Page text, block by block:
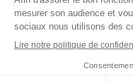
toiture,
ED Ouest